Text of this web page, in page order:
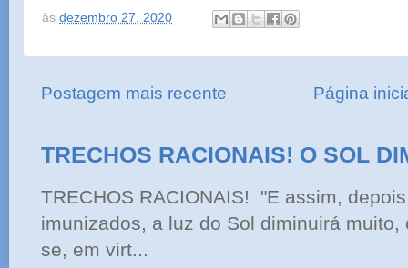
às dezembro 27, 2020
Postagem mais recente Página
TRECHOS RACIONAIS! O SOL
TRECHOS RACIONAIS! "E assim,
imunizados, a luz do Sol diminuirá
se, em virt...